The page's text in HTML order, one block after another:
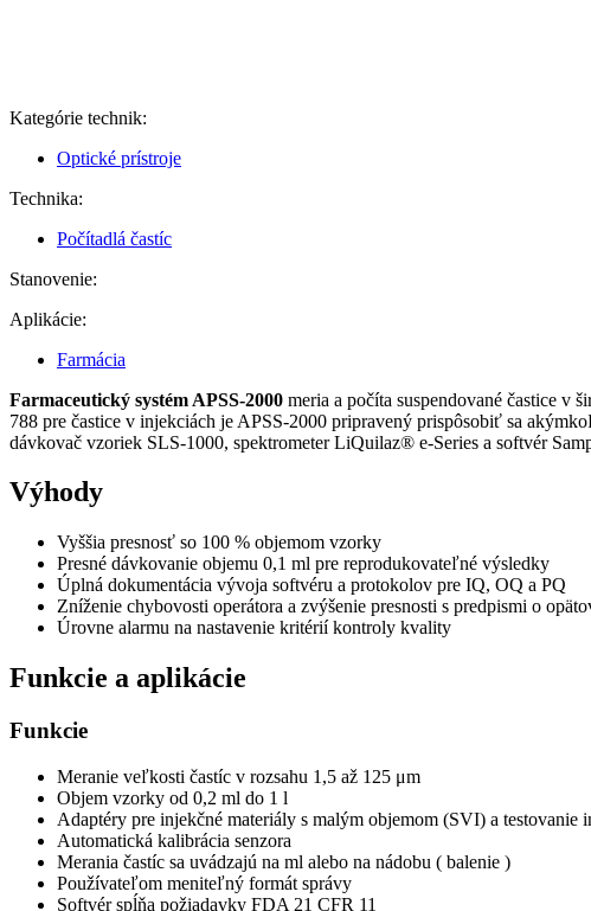
Kategórie technik:
Optické prístroje
Technika:
Počítadlá častíc
Stanovenie:
Aplikácie:
Farmácia
Farmaceutický systém APSS-2000 meria a počíta suspendované častice v
788 pre častice v injekciách je APSS-2000 pripravený prispôsobiť sa
dávkovač vzoriek SLS-1000, spektrometer LiQuilaz® e-Series a softvér
Výhody
Vyššia presnosť so 100 % objemom vzorky
Presné dávkovanie objemu 0,1 ml pre reprodukovateľné výsledky
Úplná dokumentácia vývoja softvéru a protokolov pre IQ, OQ a PQ
Zníženie chybovosti operátora a zvýšenie presnosti s predpismi o
Úrovne alarmu na nastavenie kritérií kontroly kvality
Funkcie a aplikácie
Funkcie
Meranie veľkosti častíc v rozsahu 1,5 až 125 μm
Objem vzorky od 0,2 ml do 1 l
Adaptéry pre injekčné materiály s malým objemom (SVI) a testovanie
Automatická kalibrácia senzora
Merania častíc sa uvádzajú na ml alebo na nádobu ( balenie )
Používateľom meniteľný formát správy
Softvér spĺňa požiadavky FDA 21 CFR 11